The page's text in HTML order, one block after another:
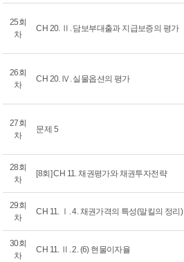
25회
차
CH 20. Ⅱ. 담보부대출과 지급보증의 평가
26회
차
CH 20. Ⅳ. 실물옵션의 평가
27회
차
문제 5
28회
차
[8회] CH 11. 채권평가와 채권투자전략
29회
차
CH 11. Ⅰ. 4. 채권가격의 특성(말킬의 정리)
30회
차
CH 11. Ⅱ. 2. (6) 현물이자율